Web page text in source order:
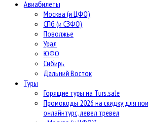
Авиабилеты
Москва (и ЦФО)
СПб (и СЗФО)
Поволжье
Урал
ЮФО
Сибирь
Дальний Восток
Туры
Горящие туры на Turs.sale
Промокоды 2026 на скидку для
онлайнтурс, левел тревел